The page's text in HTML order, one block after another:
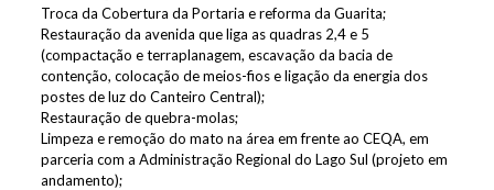
Troca da Cobertura da Portaria e reforma da Guarita;
Restauração da avenida que liga as quadras 2,4 e 5
(compactação e terraplanagem, escavação da bacia de
contenção, colocação de meios-fios e ligação da energia dos
postes de luz do Canteiro Central);
Restauração de quebra-molas;
Limpeza e remoção do mato na área em frente ao CEQA, em
parceria com a Administração Regional do Lago Sul (projeto em
andamento);